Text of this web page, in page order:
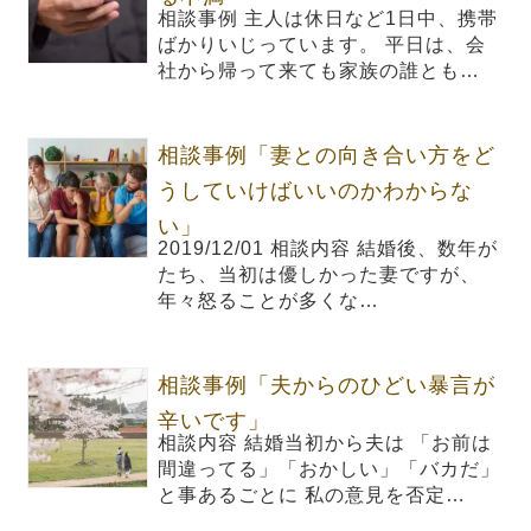
相談事例 主人は休日など1日中、携帯
ばかりいじっています。 平日は、会
社から帰って来ても家族の誰とも…
相談事例「妻との向き合い方をど
うしていけばいいのかわからな
い」
2019/12/01 相談内容 結婚後、数年が
たち、当初は優しかった妻ですが、
年々怒ることが多くな…
相談事例「夫からのひどい暴言が
辛いです」
相談内容 結婚当初から夫は 「お前は
間違ってる」「おかしい」「バカだ」
と事あるごとに 私の意見を否定…